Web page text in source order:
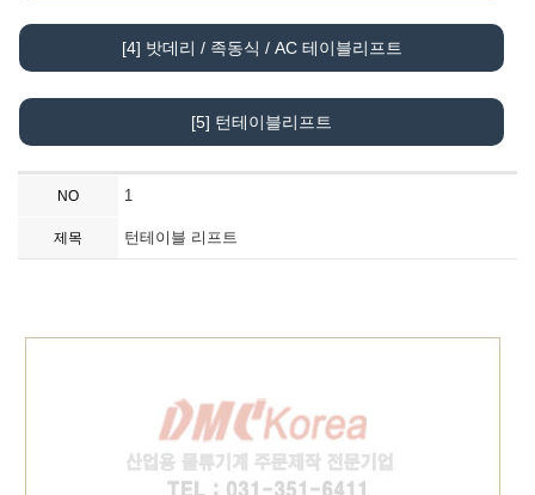
[4] 밧데리 / 족동식 / AC 테이블리프트
[5] 턴테이블리프트
NO 1
제목 턴테이블 리프트